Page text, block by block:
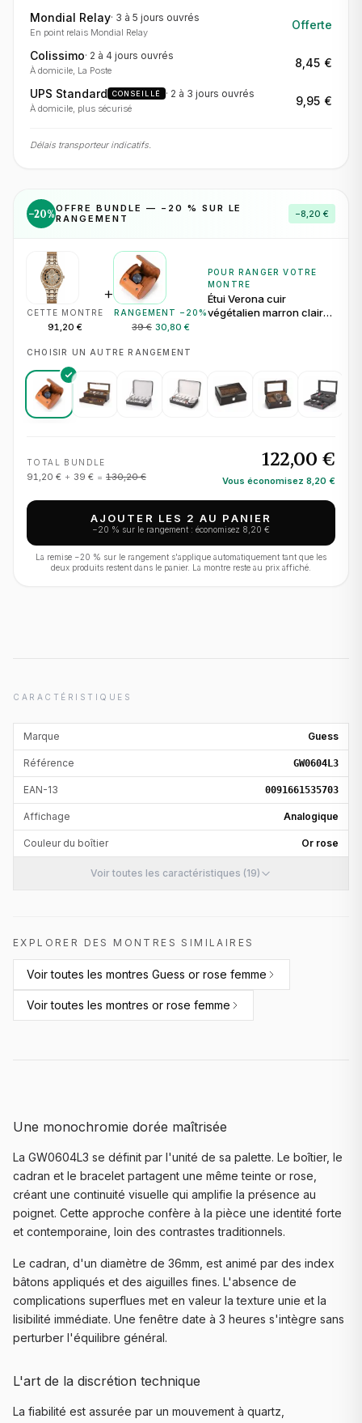
Mondial Relay· 3 à 5 jours ouvrés
En point relais Mondial Relay
Offerte
Colissimo· 2 à 4 jours ouvrés
À domicile, La Poste
8,45 €
UPS Standard CONSEILLÉ · 2 à 3 jours ouvrés
À domicile, plus sécurisé
9,95 €
Délais transporteur indicatifs.
−20%OFFRE BUNDLE — − 20 % SUR LE
RANGEMENT
−8,20 €
CETTE MONTRE
91,20 €
+
RANGEMENT − 20 %
39 € 30,80 €
POUR RANGER VOTRE
MONTRE
Étui Verona cuir
végétalien marron clair
CHOISIR UN AUTRE RANGEMENT
TOTAL BUNDLE
91,20 € + 39 € = 130,20 €
122,00 €
Vous économisez 8,20 €
AJOUTER LES 2 AU PANIER
−20 % sur le rangement : économisez 8,20 €
La remise −20 % sur le rangement s'applique automatiquement tant que les
deux produits restent dans le panier. La montre reste au prix affiché.
CARACTÉRISTIQUES
Marque Guess
Référence GW0604L3
EAN-13 0091661535703
Affichage Analogique
Couleur du boîtier Or rose
Voir toutes les caractéristiques (19)
EXPLORER DES MONTRES SIMILAIRES
Voir toutes les montres Guess or rose femme
Voir toutes les montres or rose femme
Une monochromie dorée maîtrisée
La GW0604L3 se définit par l'unité de sa palette. Le boîtier, le
cadran et le bracelet partagent une même teinte or rose,
créant une continuité visuelle qui amplifie la présence au
poignet. Cette approche confère à la pièce une identité forte
et contemporaine, loin des contrastes traditionnels.
Le cadran, d'un diamètre de 36mm, est animé par des index
bâtons appliqués et des aiguilles fines. L'absence de
complications superflues met en valeur la texture unie et la
lisibilité immédiate. Une fenêtre date à 3 heures s'intègre sans
perturber l'équilibre général.
L'art de la discrétion technique
La fiabilité est assurée par un mouvement à quartz,